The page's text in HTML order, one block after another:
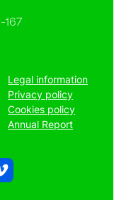
167
Legal information
Privacy policy
Cookies policy
Annual Report